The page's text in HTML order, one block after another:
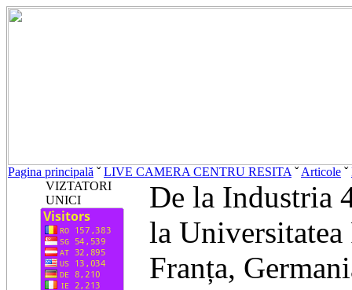
Pagina principală ˇLIVE CAMERA CENTRU RESITA ˇArticole ˇ
VIZTATORI
UNICI
De la Industria
la
Franța,